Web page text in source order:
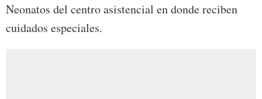
Neonatos del centro asistencial en donde reciben
cuidados especiales.